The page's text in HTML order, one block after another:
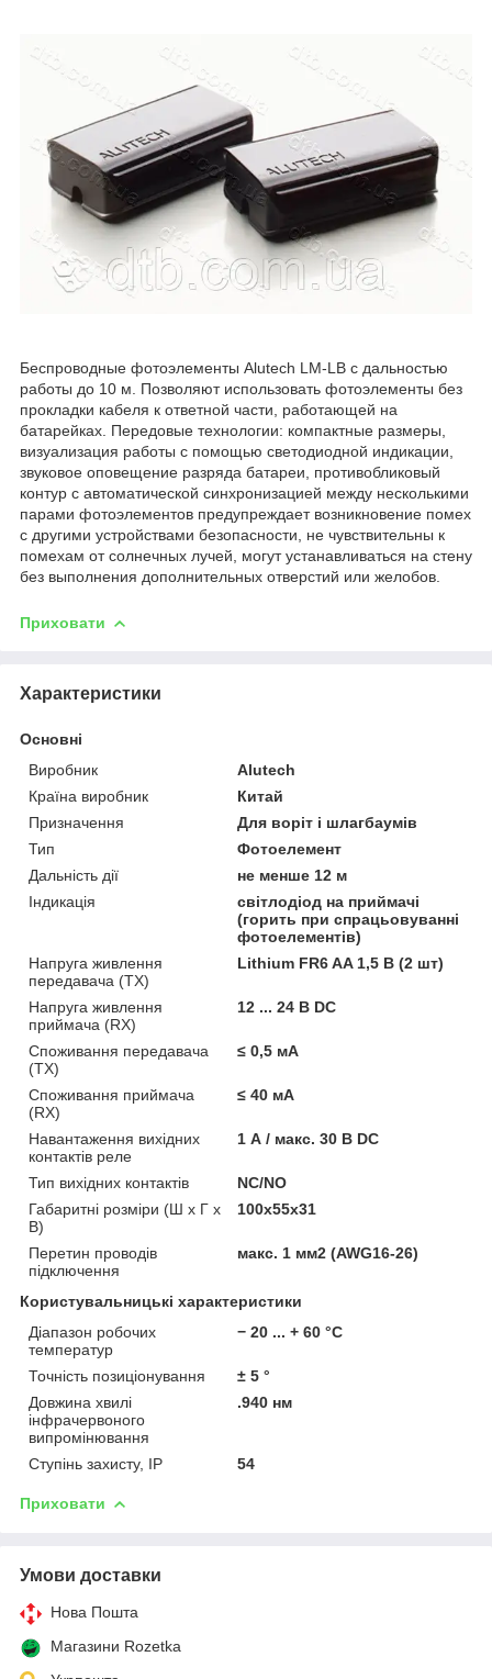
Беспроводные фотоэлементы Alutech LM-LB с дальностью
работы до 10 м. Позволяют использовать фотоэлементы без
прокладки кабеля к ответной части, работающей на
батарейках. Передовые технологии: компактные размеры,
визуализация работы с помощью светодиодной индикации,
звуковое оповещение разряда батареи, противобликовый
контур с автоматической синхронизацией между несколькими
парами фотоэлементов предупреждает возникновение помех
с другими устройствами безопасности, не чувствительны к
помехам от солнечных лучей, могут устанавливаться на стену
без выполнения дополнительных отверстий или желобов.
Приховати
Характеристики
Основні
Виробник
Alutech
Країна виробник
Китай
Призначення
Для воріт і шлагбаумів
Тип
Фотоелемент
Дальність дії
не менше 12 м
Індикація
світлодіод на приймачі
(горить при спрацьовуванні
фотоелементів)
Напруга живлення
передавача (TX)
Lithium FR6 AA 1,5 В (2 шт)
Напруга живлення
приймача (RX)
12 ... 24 В DC
Споживання передавача
(TX)
≤ 0,5 мА
Споживання приймача
(RX)
≤ 40 мА
Навантаження вихідних
контактів реле
1 А / макс. 30 В DC
Тип вихідних контактів
NC/NO
Габаритні розміри (Ш х Г х
В)
100х55х31
Перетин проводів
підключення
макс. 1 мм2 (AWG16-26)
Користувальницькі характеристики
Діапазон робочих
температур
− 20 ... + 60 °C
Точність позиціонування
± 5 °
Довжина хвилі
інфрачервоного
випромінювання
.940 нм
Ступінь захисту, IP 54
Приховати
Умови доставки
Нова Пошта
Магазини Rozetka